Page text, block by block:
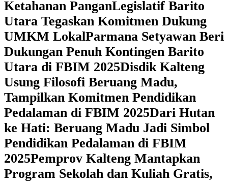
Ketahanan PanganLegislatif Barito
Utara Tegaskan Komitmen Dukung
UMKM LokalParmana Setyawan Beri
Dukungan Penuh Kontingen Barito
Utara di FBIM 2025Disdik Kalteng
Usung Filosofi Beruang Madu,
Tampilkan Komitmen Pendidikan
Pedalaman di FBIM 2025‎Dari Hutan
ke Hati: Beruang Madu Jadi Simbol
Pendidikan Pedalaman di FBIM
2025‎Pemprov Kalteng Mantapkan
Program Sekolah dan Kuliah Gratis,